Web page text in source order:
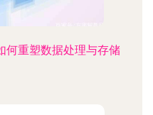
何重塑数据处理与存储